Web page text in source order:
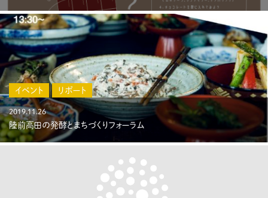
PRIVACY POLICY
CONTACT
イベント リポート
2019.11.26
陸前高田の発酵とまちづくりフォーラム